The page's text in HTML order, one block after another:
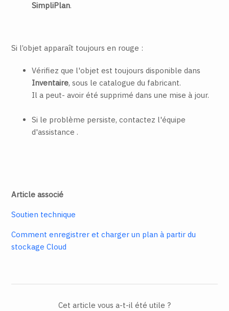
SimpliPlan.
Si l’objet apparaît toujours en rouge :
Vérifiez que l'objet est toujours disponible dans
Inventaire, sous le catalogue du fabricant.
Il a peut- avoir été supprimé dans une mise à jour.
Si le problème persiste, contactez l'équipe
d'assistance .
Article associé
Soutien technique
Comment enregistrer et charger un plan à partir du
stockage Cloud
Cet article vous a-t-il été utile ?